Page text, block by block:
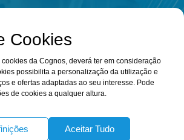
Cookies
da Cognos, deverá ter em consideração
possibilita a personalização da utilização e
e ofertas adaptadas ao seu interesse. Pode
de cookies a qualquer altura.
Aceitar Tudo
+351 220 965 669
para rede fixa nacional)